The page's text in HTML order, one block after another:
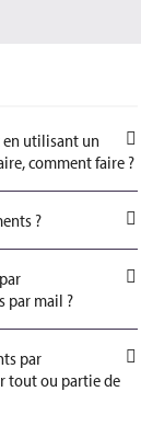
en utilisant un
comment faire ?
?
par mail ?
par
tout ou partie de